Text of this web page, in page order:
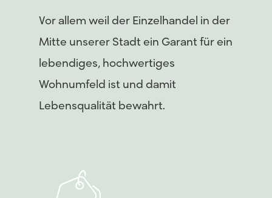
Vor allem weil der Einzelhandel in der
Mitte unserer Stadt ein Garant für ein
lebendiges, hochwertiges
Wohnumfeld ist und damit
Lebensqualität bewahrt.